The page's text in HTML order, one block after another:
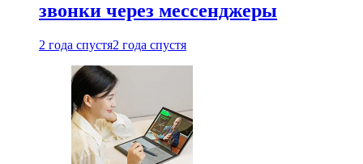
звонки через мессенджеры
2 года спустя2 года спустя